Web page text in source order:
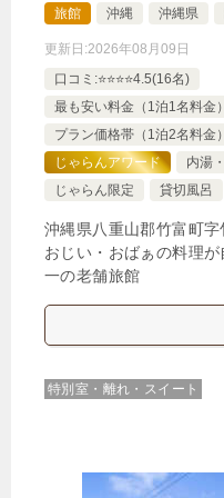
旅館 沖縄 沖縄県
更新日:2026年08月09日
口コミ:⭐️⭐️⭐️⭐️4.5(16名)
最も安い料金（1泊1名料金
プラン価格帯（1泊2名料金
じゃらんアワード
内湯
じゃらん限定
貸切風呂
沖縄県八重山郡竹富町字
おじい・おばぁの料理
一の老舗旅館
特別室・離れ・スイート